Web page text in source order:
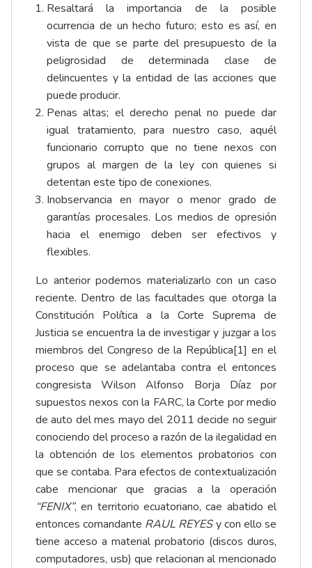
Resaltará la importancia de la posible
ocurrencia de un hecho futuro; esto es así, en
vista de que se parte del presupuesto de la
peligrosidad de determinada clase de
delincuentes y la entidad de las acciones que
puede producir.
Penas altas; el derecho penal no puede dar
igual tratamiento, para nuestro caso, aquél
funcionario corrupto que no tiene nexos con
grupos al margen de la ley con quienes si
detentan este tipo de conexiones.
Inobservancia en mayor o menor grado de
garantías procesales. Los medios de opresión
hacia el enemigo deben ser efectivos y
flexibles.
Lo anterior podemos materializarlo con un caso
reciente. Dentro de las facultades que otorga la
Constitución Política a la Corte Suprema de
Justicia se encuentra la de investigar y juzgar a los
miembros del Congreso de la República[1] en el
proceso que se adelantaba contra el entonces
congresista Wilson Alfonso Borja Díaz por
supuestos nexos con la FARC, la Corte por medio
de auto del mes mayo del 2011 decide no seguir
conociendo del proceso a razón de la ilegalidad en
la obtención de los elementos probatorios con
que se contaba. Para efectos de contextualización
cabe mencionar que gracias a la operación
“FENIX”, en territorio ecuatoriano, cae abatido el
entonces comandante RAUL REYESy con ello se
tiene acceso a material probatorio (discos duros,
computadores, usb) que relacionan al mencionado